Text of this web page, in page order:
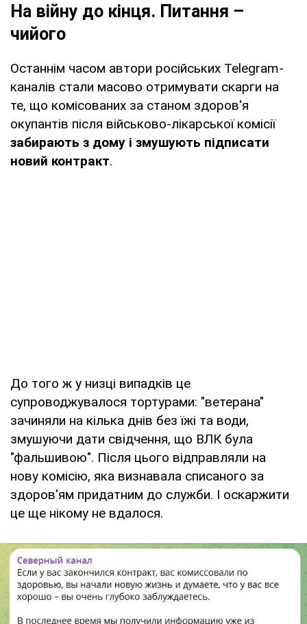
На війну до кінця. Питання –
чийого
Останнім часом автори російських Telegram-
каналів стали масово отримувати скарги на
те, що комісованих за станом здоров'я
окупантів після військово-лікарської комісії
забирають з дому і змушують підписати
новий контракт.
До того ж у низці випадків це
супроводжувалося тортурами: "ветерана"
зачиняли на кілька днів без їжі та води,
змушуючи дати свідчення, що ВЛК була
"фальшивою". Після цього відправляли на
нову комісію, яка визнавала списаного за
здоров'ям придатним до служби. І оскаржити
це ще нікому не вдалося.